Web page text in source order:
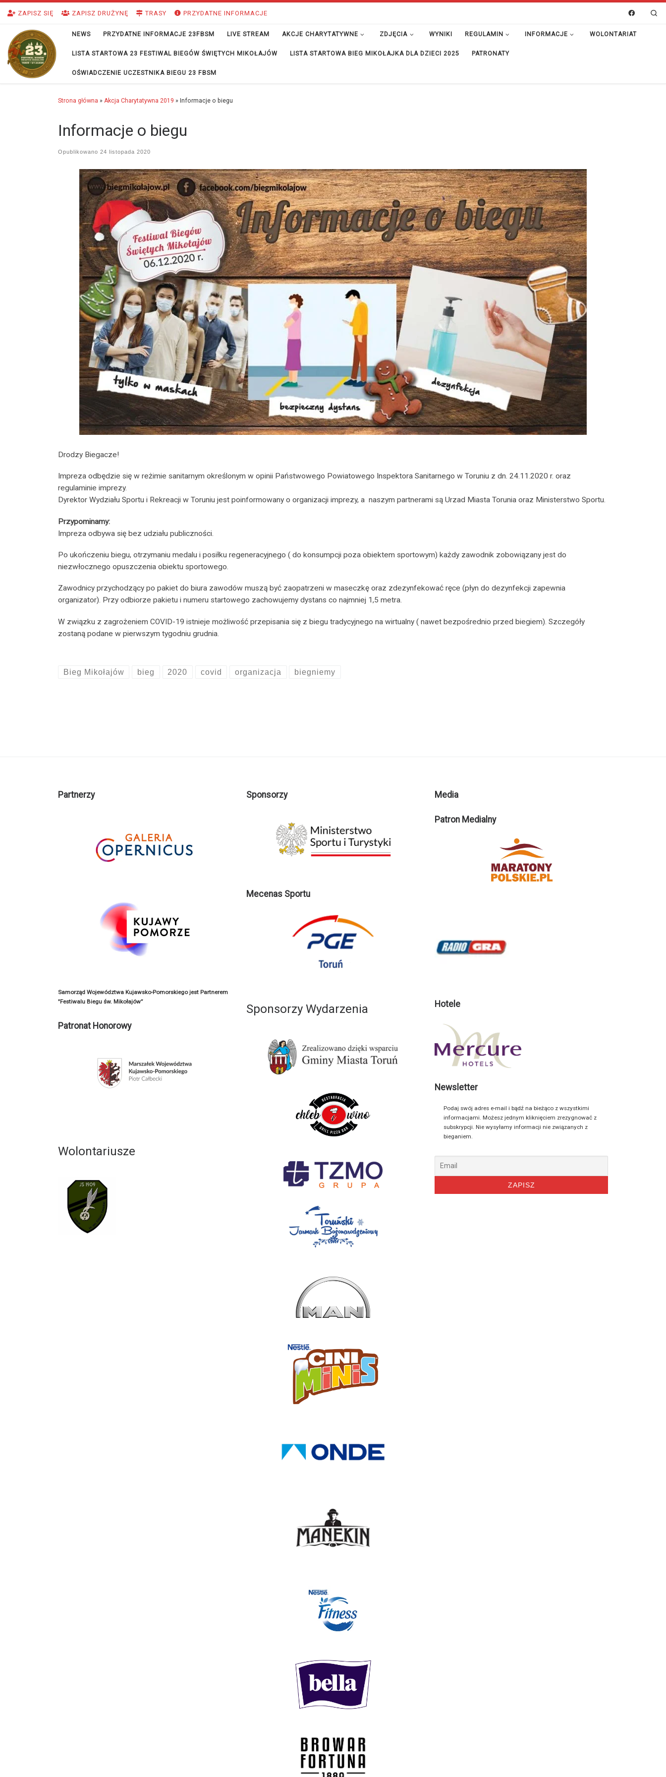
Przejdź do treści
ZAPISZ SIĘ ZAPISZ DRUŻYNĘ TRASY PRZYDATNE INFORMACJE
NEWS PRZYDATNE INFORMACJE 23FBSM LIVE STREAM AKCJE CHARYTATYWNE ZDJĘCIA WYNIKI REGULAMIN INFORMACJE WOLONTARIAT
LISTA STARTOWA 23 FESTIWAL BIEGÓW ŚWIĘTYCH MIKOŁAJÓW LISTA STARTOWA BIEG MIKOŁAJKA DLA DZIECI 2025 PATRONATY
OŚWIADCZENIE UCZESTNIKA BIEGU 23 FBSM
Strona główna » Akcja Charytatywna 2019 » Informacje o biegu
Informacje o biegu
Opublikowano 24 listopada 2020
Drodzy Biegacze!
Impreza odbędzie się w reżimie sanitarnym określonym w opinii Państwowego Powiatowego Inspektora Sanitarnego w Toruniu z dn. 24.11.2020 r. oraz
regulaminie imprezy.
Dyrektor Wydziału Sportu i Rekreacji w Toruniu jest poinformowany o organizacji imprezy, a naszym partnerami są Urzad Miasta Torunia oraz Ministerstwo Sportu.
Przypominamy:
Impreza odbywa się bez udziału publiczności.
Po ukończeniu biegu, otrzymaniu medalu i posiłku regeneracyjnego ( do konsumpcji poza obiektem sportowym) każdy zawodnik zobowiązany jest do
niezwłocznego opuszczenia obiektu sportowego.
Zawodnicy przychodzący po pakiet do biura zawodów muszą być zaopatrzeni w maseczkę oraz zdezynfekować ręce (płyn do dezynfekcji zapewnia
organizator). Przy odbiorze pakietu i numeru startowego zachowujemy dystans co najmniej 1,5 metra.
W związku z zagrożeniem COVID-19 istnieje możliwość przepisania się z biegu tradycyjnego na wirtualny ( nawet bezpośrednio przed biegiem). Szczegóły
zostaną podane w pierwszym tygodniu grudnia.
Bieg Mikołajów bieg 2020 covid organizacja biegniemy
Partnerzy
Samorząd Województwa Kujawsko-Pomorskiego jest Partnerem
"Festiwalu Biegu św. Mikołajów”
Patronat Honorowy
Wolontariusze
Sponsorzy
Mecenas Sportu
Sponsorzy Wydarzenia
Media
Patron Medialny
Hotele
Newsletter
Podaj swój adres e-mail i bądź na bieżąco z wszystkimi
informacjami. Możesz jednym kliknięciem zrezygnować z
subskrypcji. Nie wysyłamy informacji nie związanych z
bieganiem.